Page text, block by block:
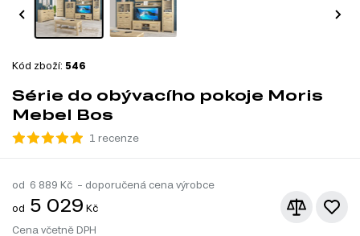
Kód zboží: 546
Série do obývacího pokoje Moris
Mebel Bos
1 recenze
od 6 889 Kč – doporučená cena výrobce
od 5 029 Kč
Cena včetně DPH